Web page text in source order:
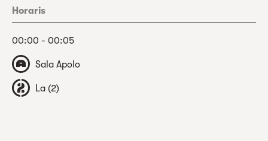
Horaris
00:00 - 00:05
Sala Apolo
La (2)